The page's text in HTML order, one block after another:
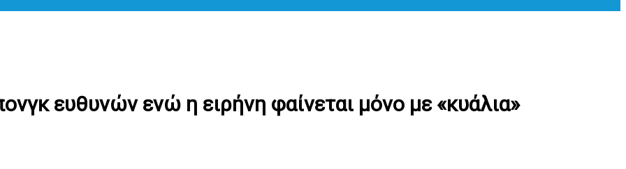
ευθυνών ενώ η ειρήνη φαίνεται μόνο με «κυάλια»